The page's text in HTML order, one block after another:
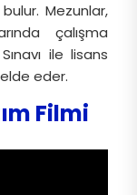
Mezunlar,
çalışma
ile lisans
eder.
Filmi